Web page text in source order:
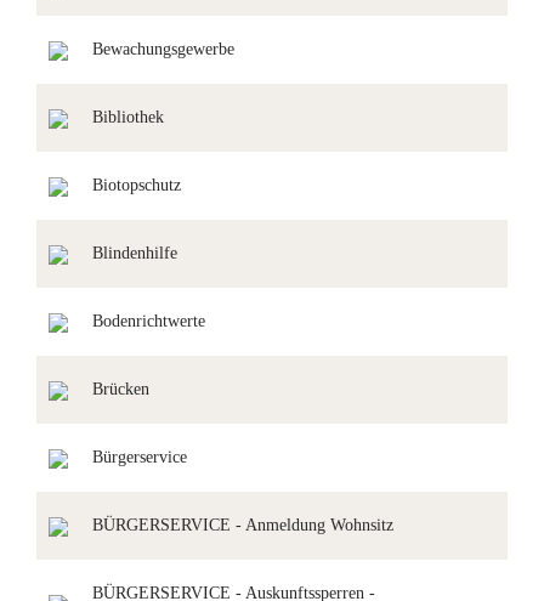
Bewachungsgewerbe
Bibliothek
Biotopschutz
Blindenhilfe
Bodenrichtwerte
Brücken
Bürgerservice
BÜRGERSERVICE - Anmeldung Wohnsitz
BÜRGERSERVICE - Auskunftssperren -